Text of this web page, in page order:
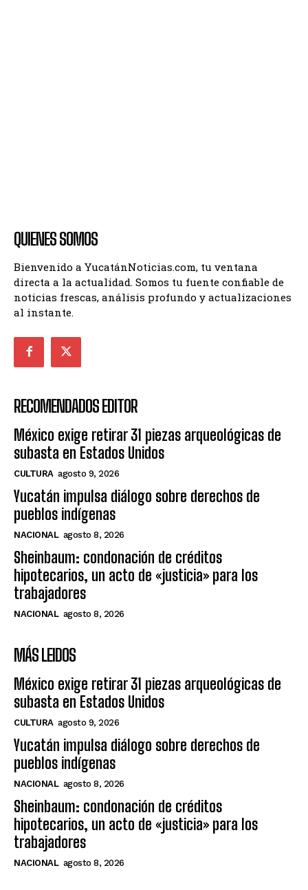
QUIENES SOMOS
Bienvenido a YucatánNoticias.com, tu ventana
directa a la actualidad. Somos tu fuente confiable de
noticias frescas, análisis profundo y actualizaciones
al instante.
RECOMENDADOS EDITOR
México exige retirar 31 piezas arqueológicas de
subasta en Estados Unidos
CULTURA agosto 9, 2026
Yucatán impulsa diálogo sobre derechos de
pueblos indígenas
NACIONAL agosto 8, 2026
Sheinbaum: condonación de créditos
hipotecarios, un acto de «justicia» para los
trabajadores
NACIONAL agosto 8, 2026
MÁS LEIDOS
México exige retirar 31 piezas arqueológicas de
subasta en Estados Unidos
CULTURA agosto 9, 2026
Yucatán impulsa diálogo sobre derechos de
pueblos indígenas
NACIONAL agosto 8, 2026
Sheinbaum: condonación de créditos
hipotecarios, un acto de «justicia» para los
trabajadores
NACIONAL agosto 8, 2026